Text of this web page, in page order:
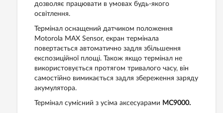
дозволяє працювати в умовах будь-якого
освітлення.
Термінал оснащений датчиком положення
Motorola MAX Sensor, екран термінала
повертається автоматично задля збільшення
експозиційної площі. Також якщо термінал не
використовується протягом тривалого часу, він
самостійно вимикається задля збереження заряду
акумулятора.
Термінал сумісний з усіма аксесуарами MC9000.